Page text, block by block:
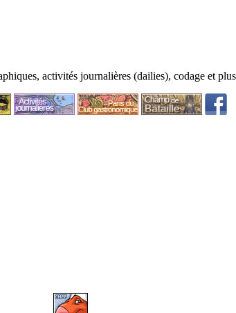
activités journalières (dailies), codage et